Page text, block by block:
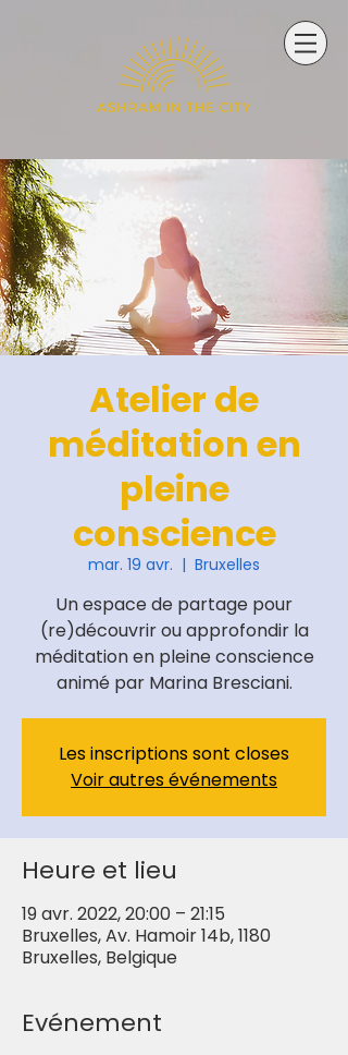
Atelier de
méditation en
pleine
conscience
mar. 19 avr.
  |
Bruxelles
Un espace de partage pour
(re)découvrir ou approfondir la
méditation en pleine conscience
animé par Marina Bresciani.
Les inscriptions sont closes
Voir autres événements
Heure et lieu
19 avr. 2022, 20:00 – 21:15
Bruxelles, Av. Hamoir 14b, 1180
Bruxelles, Belgique
Evénement